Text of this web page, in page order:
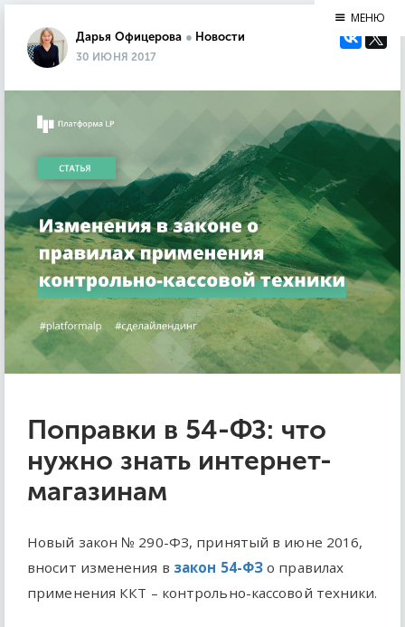
МЕНЮ
Дарья Офицерова ● Новости
30 ИЮНЯ 2017
Поправки в 54-ФЗ: что
нужно знать интернет-
магазинам
Новый закон № 290-ФЗ, принятый в июне 2016,
вносит изменения в закон 54-ФЗ о правилах
применения ККТ – контрольно-кассовой техники.